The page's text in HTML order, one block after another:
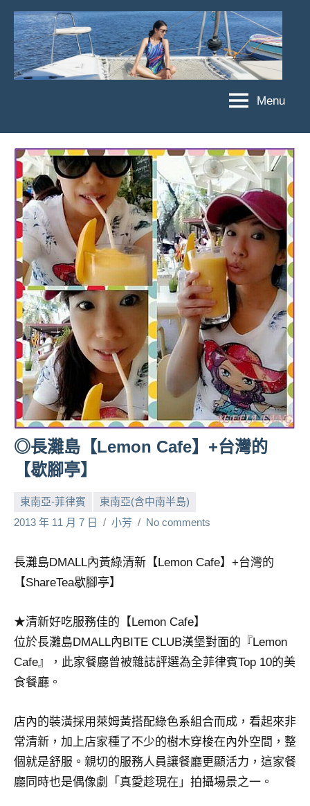
Skip
content
菲
亞
娃
JEFFIA
FANG
亞
娃
粉
絲
團、
主
題
旅
遊、
達
人
帶
路、
旅
遊
節
目
來
News
探
號
目
班
景
節
目
主
持、
哥
窟
泰
國
旅
Menu
◎長灘島【Lemon Cafe】+台灣的
【歇腳亭】
東南亞-菲律賓
東南亞(含中南半島)
2013 年 11 月 7 日
小芳 No comments
長灘島DMALL內黃綠清新【Lemon Cafe】+台灣的
【ShareTea歇腳亭】
★清新好吃服務佳的【Lemon Cafe】
位於長灘島DMALL內BITE CLUB漢堡對面的『Lemon
Cafe』，此家餐廳曾被雜誌評選為全菲律賓Top 10的美
食餐廳。
店內的裝潢採用萊姆黃搭配綠色系組合而成，看起來非
常清新，加上店家種了不少的樹木穿梭在內外空間，整
個就是舒服。親切的服務人員讓餐廳更顯活力，這家餐
廳同時也是偶像劇「真愛趁現在」拍攝場景之一。